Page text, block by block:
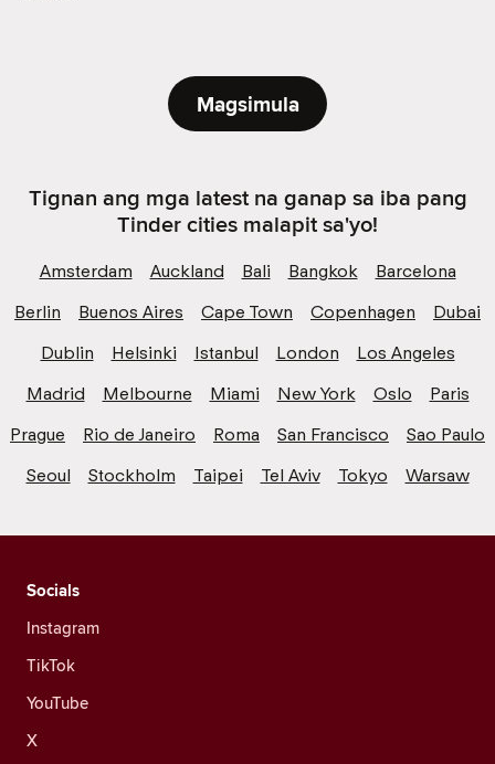
Magsimula
Tignan ang mga latest na ganap sa iba pang
Tinder cities malapit sa'yo!
Amsterdam Auckland Bali Bangkok
Barcelona
Berlin
Buenos Aires Cape Town Copenhagen
Dubai
Dublin
Helsinki Istanbul London
Los Angeles
Madrid
Melbourne Miami New York Oslo
Paris
Prague
Rio de Janeiro Roma San Francisco
Sao Paulo
Seoul
Stockholm Taipei Tel Aviv Tokyo Warsaw
Socials
Instagram
TikTok
YouTube
X